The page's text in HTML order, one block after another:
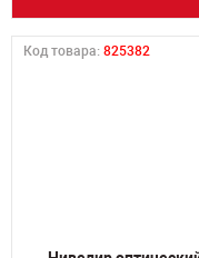
Код товара: 825382